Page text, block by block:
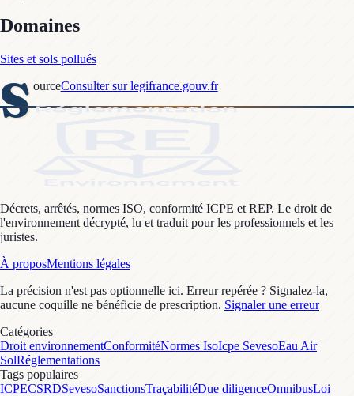
Domaines
Sites et sols pollués
S ourceConsulter sur legifrance.gouv.fr
Décrets, arrêtés, normes ISO, conformité ICPE et REP. Le droit de
l'environnement décrypté, lu et traduit pour les professionnels et les
juristes.
À proposMentions légales
La précision n'est pas optionnelle ici. Erreur repérée ? Signalez-la,
aucune coquille ne bénéficie de prescription. Signaler une erreur
Catégories
Droit environnementConformitéNormes IsoIcpe SevesoEau Air
SolRéglementations
Tags populaires
ICPECSRDSevesoSanctionsTraçabilitéDue diligenceOmnibusLoi